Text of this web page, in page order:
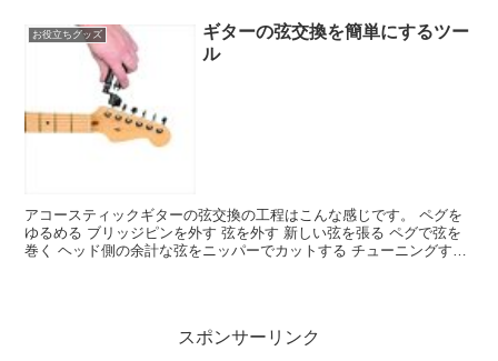
お役立ちグッズ
ギターの弦交換を簡単にするツー
ル
アコースティックギターの弦交換の工程はこんな感じです。 ペグを
ゆるめる ブリッジピンを外す 弦を外す 新しい弦を張る ペグで弦を
巻く ヘッド側の余計な弦をニッパーでカットする チューニングする
スポンサーリンク